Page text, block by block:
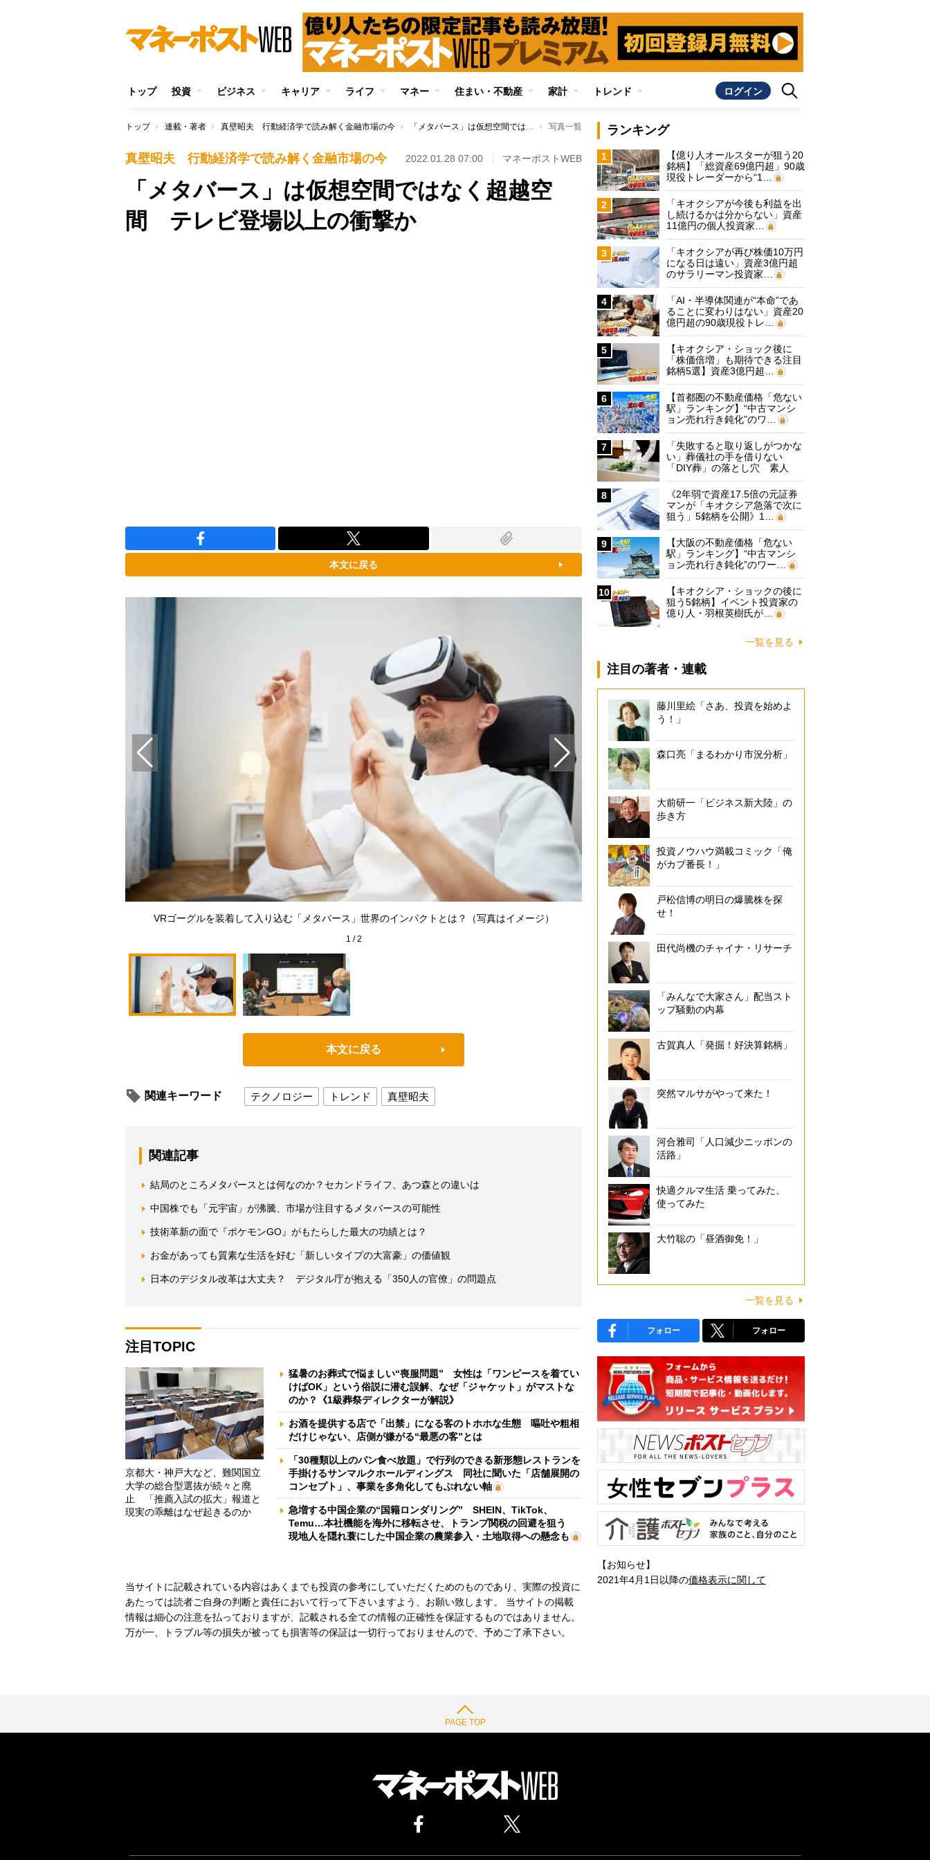
トップ 投資 ビジネス キャリア ライフ マネー 住まい・不動産 家計 トレンド ログイン
トップ 連載・著者 真壁昭夫 行動経済学で読み解く金融市場の今 「メタバース」は仮想空間ではなく超越空間 テレビ登場以上の衝撃か 写真一覧
真壁昭夫 行動経済学で読み解く金融市場の今 2022.01.28 07:00 マネーポストWEB
「メタバース」は仮想空間ではなく超越空
間 テレビ登場以上の衝撃か
本文に戻る
VRゴーグルを装着して入り込む「メタバース」世界のインパクトとは？（写真はイメージ）
Metaが提供するバーチャル会議室サービス。利用者はアバターを通じて参加
1 /2
本文に戻る
関連キーワード テクノロジー トレンド 真壁昭夫
関連記事
結局のところメタバースとは何なのか？セカンドライフ、あつ森との違いは
中国株でも「元宇宙」が沸騰、市場が注目するメタバースの可能性
技術革新の面で『ポケモンGO』がもたらした最大の功績とは？
お金があっても質素な生活を好む「新しいタイプの大富豪」の価値観
日本のデジタル改革は大丈夫？ デジタル庁が抱える「350人の官僚」の問題点
注目TOPIC
京都大・神戸大など、難関国立
大学の総合型選抜が続々と廃
止 「推薦入試の拡大」報道と
現実の乖離はなぜ起きるのか
猛暑のお葬式で悩ましい“喪服問題” 女性は「ワンピースを着てい
けばOK」という俗説に潜む誤解、なぜ「ジャケット」がマストな
のか？《1級葬祭ディレクターが解説》
お酒を提供する店で「出禁」になる客のトホホな生態 嘔吐や粗相
だけじゃない、店側が嫌がる“最悪の客”とは
「30種類以上のパン食べ放題」で行列のできる新形態レストランを
手掛けるサンマルクホールディングス 同社に聞いた「店舗展開の
コンセプト」、事業を多角化してもぶれない軸
急増する中国企業の“国籍ロンダリング” SHEIN、TikTok、
Temu…本社機能を海外に移転させ、トランプ関税の回避を狙う
現地人を隠れ蓑にした中国企業の農業参入・土地取得への懸念も
当サイトに記載されている内容はあくまでも投資の参考にしていただくためのものであり、実際の投資に
あたっては読者ご自身の判断と責任において行って下さいますよう、お願い致します。 当サイトの掲載
情報は細心の注意を払っておりますが、記載される全ての情報の正確性を保証するものではありません。
万が一、トラブル等の損失が被っても損害等の保証は一切行っておりませんので、予めご了承下さい。
ランキング
1
【億り人オールスターが狙う20
銘柄】「総資産69億円超」90歳
現役トレーダーから“1…
2
「キオクシアが今後も利益を出
し続けるかは分からない」資産
11億円の個人投資家…
3
「キオクシアが再び株価10万円
になる日は遠い」資産3億円超
のサラリーマン投資家…
4
「AI・半導体関連が“本命”であ
ることに変わりはない」資産20
億円超の90歳現役トレ…
5
【キオクシア・ショック後に
「株価倍増」も期待できる注目
銘柄5選】資産3億円超…
6
【首都圏の不動産価格「危ない
駅」ランキング】“中古マンシ
ョン売れ行き鈍化”のワ…
7
「失敗すると取り返しがつかな
い」葬儀社の手を借りない
「DIY葬」の落とし穴 素人
に…
8
《2年弱で資産17.5倍の元証券
マンが「キオクシア急落で次に
狙う」5銘柄を公開》1…
9
【大阪の不動産価格「危ない
駅」ランキング】“中古マンシ
ョン売れ行き鈍化”のワー…
10
【キオクシア・ショックの後に
狙う5銘柄】イベント投資家の
億り人・羽根英樹氏が…
一覧を見る
注目の著者・連載
藤川里絵「さあ、投資を始めよ
う！」
森口亮「まるわかり市況分析」
大前研一「ビジネス新大陸」の
歩き方
投資ノウハウ満載コミック「俺
がカブ番長！」
戸松信博の明日の爆騰株を探
せ！
田代尚機のチャイナ・リサーチ
「みんなで大家さん」配当スト
ップ騒動の内幕
古賀真人「発掘！好決算銘柄」
突然マルサがやって来た！
河合雅司「人口減少ニッポンの
活路」
快適クルマ生活 乗ってみた、
使ってみた
大竹聡の「昼酒御免！」
一覧を見る
フォロー フォロー
【お知らせ】
2021年4月1日以降の価格表示に関して
PAGE TOP